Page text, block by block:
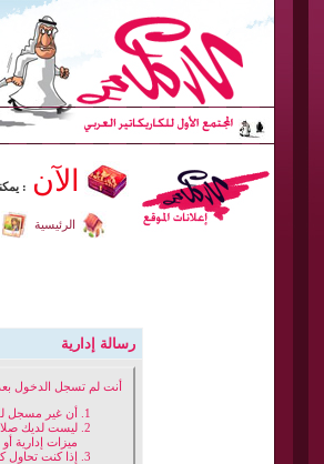
الآن :
الرئيسية
رسالة إدارية
أنت لم تسجل الدخول
أن غير مسجل
ليست لديك
ميزات إدارية
إذا كنت تحاول